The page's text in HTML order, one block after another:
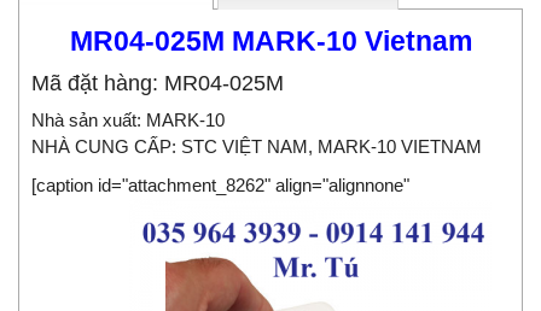
MR04-025M MARK-10 Vietnam
Mã đặt hàng: MR04-025M
Nhà sản xuất: MARK-10
NHÀ CUNG CẤP: STC VIỆT NAM, MARK-10 VIETNAM
[caption id="attachment_8262" align="alignnone"